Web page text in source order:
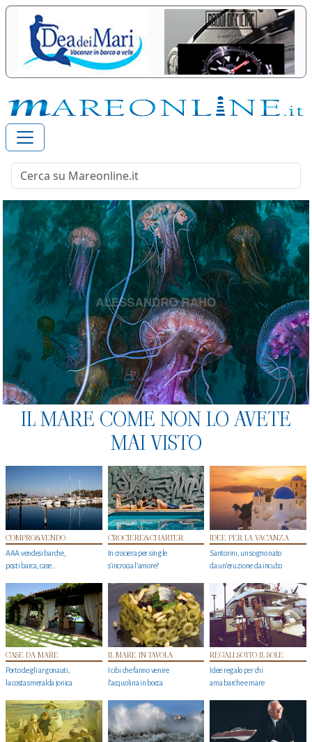
IL MARE COME NON LO AVETE
MAI VISTO
COMPRO&VENDO
AAA vendesi barche,
posti barca, case…
CROCIERE&CHARTER
In crociera per single
s'incrocia l’amore?
IDEE PER LA VACANZA
Santorini, un sogno nato
da un’eruzione da incubo
CASE DA MARE
Porto degli argonauti,
la costa smeralda jonica
IL MARE IN TAVOLA
I cibi che fanno venire
l’acquolina in bocca
REGALI SOTTO IL SOLE
Idee regalo per chi
ama barche e mare